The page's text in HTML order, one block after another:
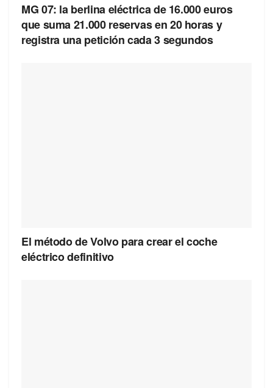
MG 07: la berlina eléctrica de 16.000 euros
que suma 21.000 reservas en 20 horas y
registra una petición cada 3 segundos
El método de Volvo para crear el coche
eléctrico definitivo